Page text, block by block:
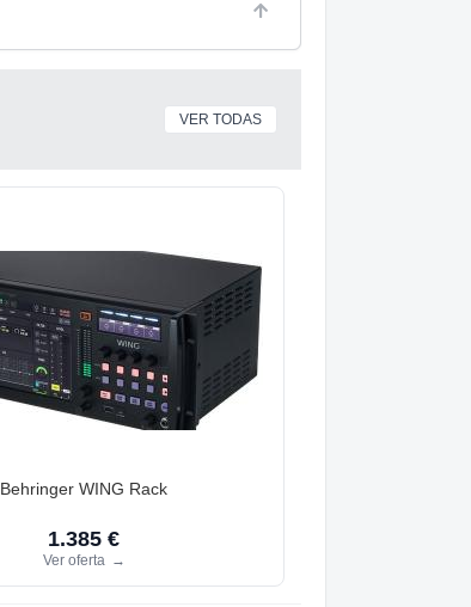
VER TODAS
Behringer WING Rack
1.385 €
Ver oferta →